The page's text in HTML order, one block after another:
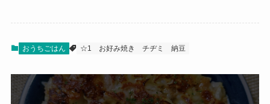
おうちごはん ☆1 お好み焼き チヂミ 納豆